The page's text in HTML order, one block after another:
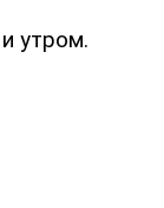
утром.